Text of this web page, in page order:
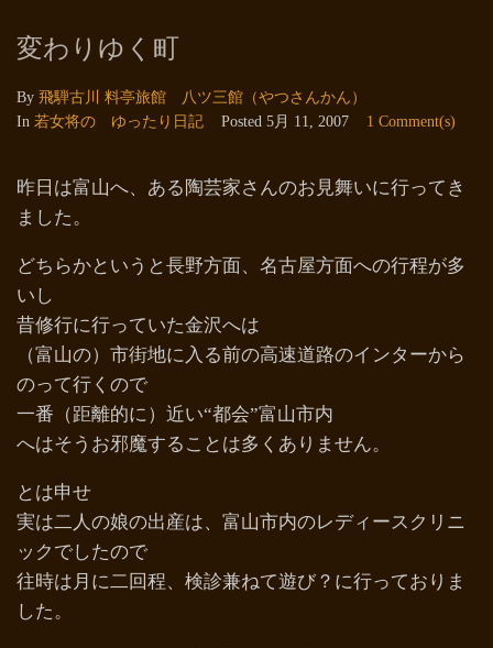
変わりゆく町
By 飛騨古川 料亭旅館 八ツ三館（やつさんかん）
In 若女将の ゆったり日記 Posted 5月 11, 2007 1 Comment(s)
昨日は富山へ、ある陶芸家さんのお見舞いに行ってき
ました。
どちらかというと長野方面、名古屋方面への行程が多
いし
昔修行に行っていた金沢へは
（富山の）市街地に入る前の高速道路のインターから
のって行くので
一番（距離的に）近い“都会”富山市内
へはそうお邪魔することは多くありません。
とは申せ
実は二人の娘の出産は、富山市内のレディースクリニ
ックでしたので
往時は月に二回程、検診兼ねて遊び？に行っておりま
した。